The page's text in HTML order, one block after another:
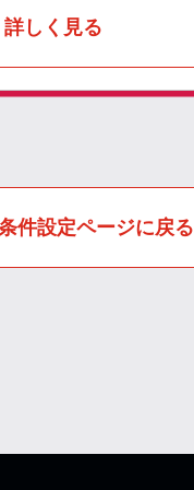
詳しく見る
件設定ページに戻る